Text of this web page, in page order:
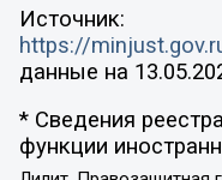
Источник:
https://
данные на
* Сведения
функции